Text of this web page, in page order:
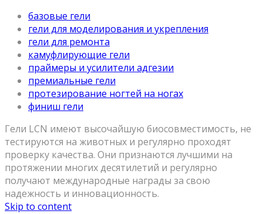
базовые гели
гели для моделирования и укрепления
гели для ремонта
камуфлирующие гели
праймеры и усилители адгезии
премиальные гели
протезирование ногтей на ногах
финиш гели
Гели LCN имеют высочайшую биосовместимость, не
тестируются на животных и регулярно проходят
проверку качества. Они признаются лучшими на
протяжении многих десятилетий и регулярно
получают международные награды за свою
надежность и инновационность.
Skip to content